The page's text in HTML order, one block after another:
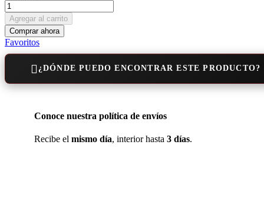
Agregar al carrito
Comprar ahora
Favoritos
¿DÓNDE PUEDO ENCONTRAR ESTE PRODUCTO?
Conoce nuestra política de envíos
Recibe el mismo día, interior hasta 3 días.